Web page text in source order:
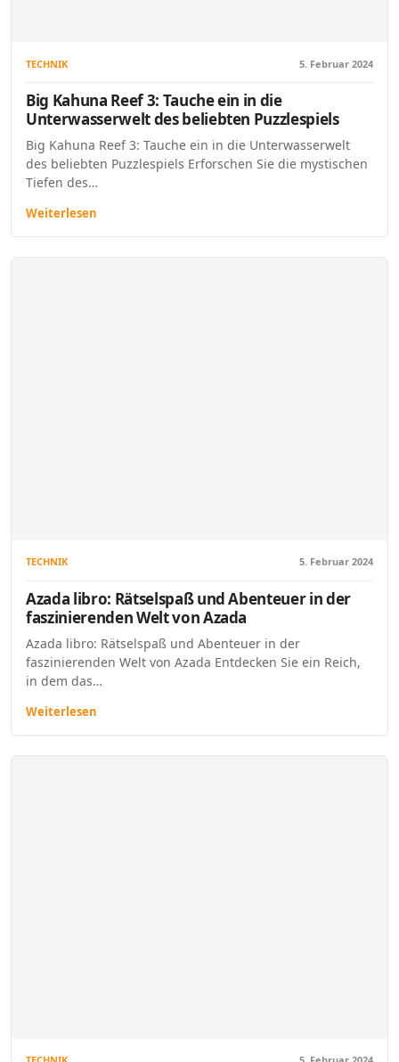
TECHNIK 5. Februar 2024
Big Kahuna Reef 3: Tauche ein in die
Unterwasserwelt des beliebten Puzzlespiels
Big Kahuna Reef 3: Tauche ein in die Unterwasserwelt
des beliebten Puzzlespiels Erforschen Sie die mystischen
Tiefen des…
Weiterlesen
TECHNIK 5. Februar 2024
Azada libro: Rätselspaß und Abenteuer in der
faszinierenden Welt von Azada
Azada libro: Rätselspaß und Abenteuer in der
faszinierenden Welt von Azada Entdecken Sie ein Reich,
in dem das…
Weiterlesen